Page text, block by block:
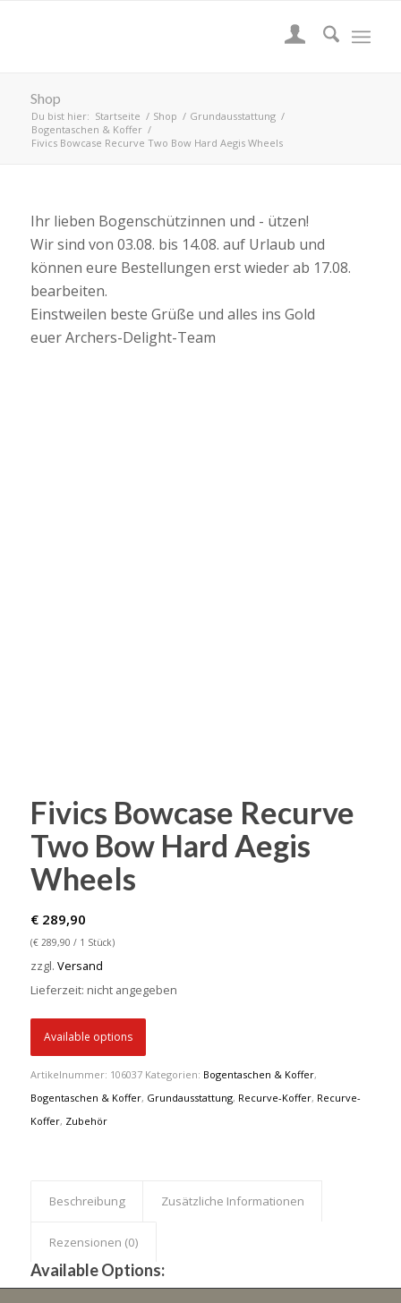
Shop
Du bist hier: Startseite / Shop / Grundausstattung /
Bogentaschen & Koffer /
Fivics Bowcase Recurve Two Bow Hard Aegis Wheels
Ihr lieben Bogenschützinnen und - ützen!
Wir sind von 03.08. bis 14.08. auf Urlaub und
können eure Bestellungen erst wieder ab 17.08.
bearbeiten.
Einstweilen beste Grüße und alles ins Gold
euer Archers-Delight-Team
Fivics Bowcase Recurve
Two Bow Hard Aegis
Wheels
€289,90
(€289,90 / 1 Stück)
zzgl. Versand
Lieferzeit: nicht angegeben
Available options
Artikelnummer: 106037 Kategorien: Bogentaschen & Koffer,
Bogentaschen & Koffer, Grundausstattung, Recurve-Koffer, Recurve-
Koffer, Zubehör
Beschreibung Zusätzliche Informationen
Rezensionen (0)
Available Options: